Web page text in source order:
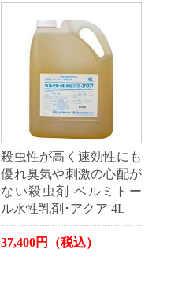
殺虫性が高く速効性にも
優れ臭気や刺激の心配が
ない殺虫剤 ベルミトー
ル水性乳剤･アクア 4L
37,400円（税込）